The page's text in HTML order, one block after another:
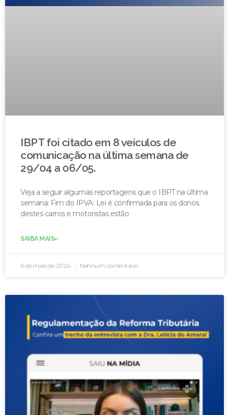
IBPT foi citado em 8 veículos de
comunicação na última semana de
29/04 a 06/05.
Veja a seguir algumas reportagens que o IBPT na última
semana: Fim do IPVA: Lei é confirmada para os donos
destes carros e motoristas estão
SAIBA MAIS»
6 de maio de 2024 Nenhum comentário